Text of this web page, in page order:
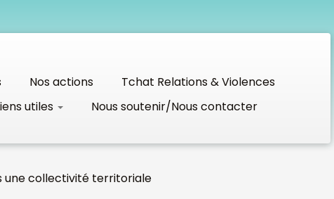
Nos actions
Tchat Relations & Violences
utiles
Nous soutenir/Nous contacter
une collectivité territoriale